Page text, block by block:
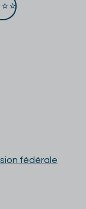
fédérale